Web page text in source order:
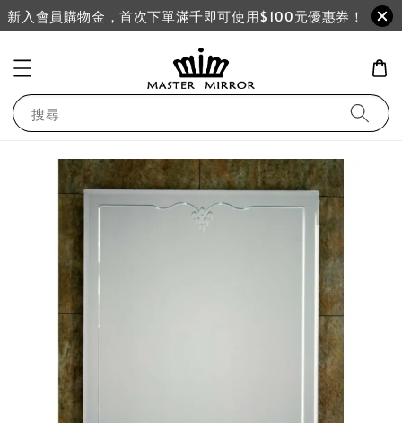
新入會員購物金，首次下單滿千即可使用$100元優惠券！
搜尋